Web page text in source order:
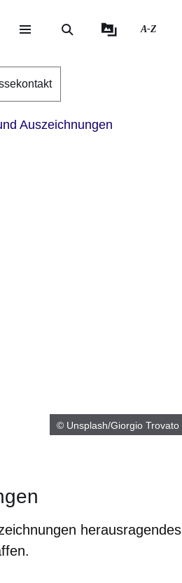
A-Z
Auszeichnungen
© Unsplash/Giorgio Trovato
herausragendes